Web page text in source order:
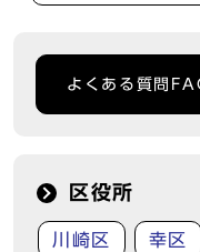
よくある質問
区役所
川崎区 幸区